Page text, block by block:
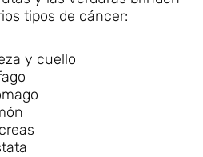
tipos de cáncer:
y cuello